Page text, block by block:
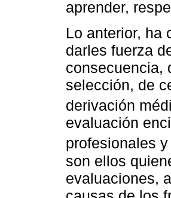
aprender,
Lo anterior, ha
darles fuerza
consecuencia,
selección, de
derivación
evaluación
profesionales
son ellos
evaluaciones,